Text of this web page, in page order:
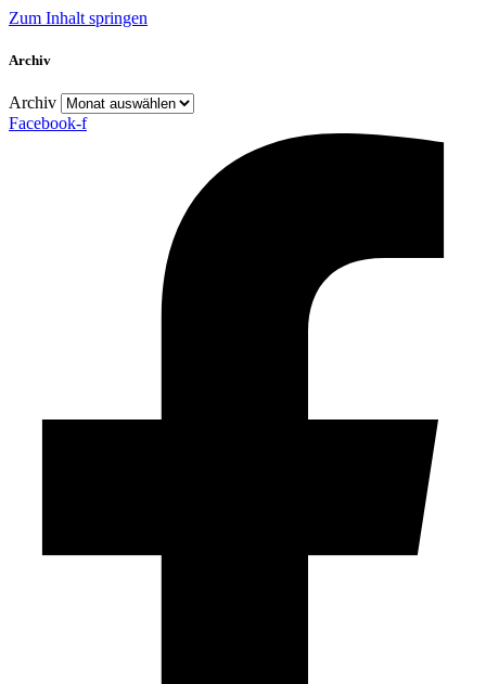
Zum Inhalt springen
Archiv
Archiv
Facebook-f